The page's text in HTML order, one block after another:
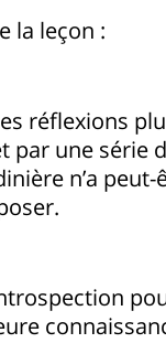
la leçon :
réflexions
par une série
n’a peut-